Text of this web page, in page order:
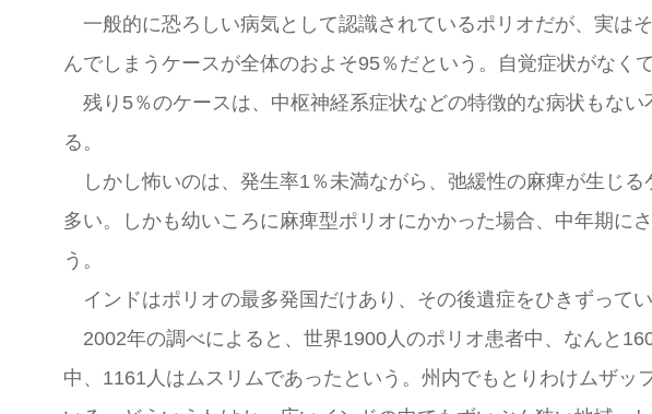
一般的に恐ろしい病気として認識されているポリオだが、実は
んでしまうケースが全体のおよそ95％だという。自覚症状がなく
残り5％のケースは、中枢神経系症状などの特徴的な病状もな
る。
しかし怖いのは、発生率1％未満ながら、弛緩性の麻痺が生じ
多い。しかも幼いころに麻痺型ポリオにかかった場合、中年期に
う。
インドはポリオの最多発国だけあり、その後遺症をひきずって
2002年の調べによると、世界1900人のポリオ患者中、なんと
中、1161人はムスリムであったという。州内でもとりわけムザ